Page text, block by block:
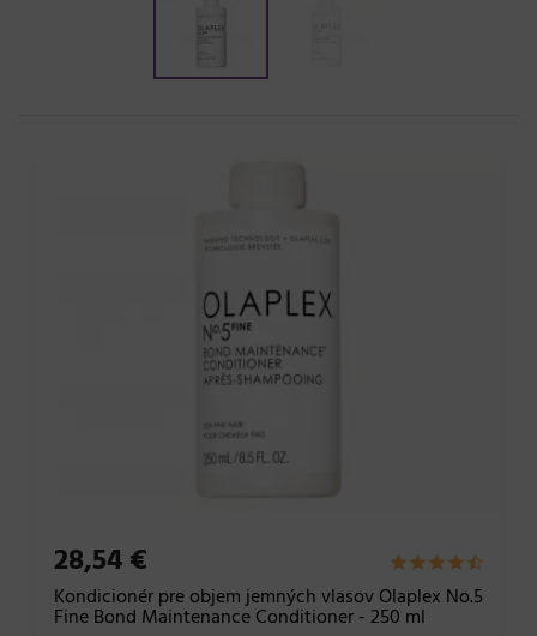
28,54 €
Kondicionér pre objem jemných vlasov Olaplex No.5
Fine Bond Maintenance Conditioner - 250 ml